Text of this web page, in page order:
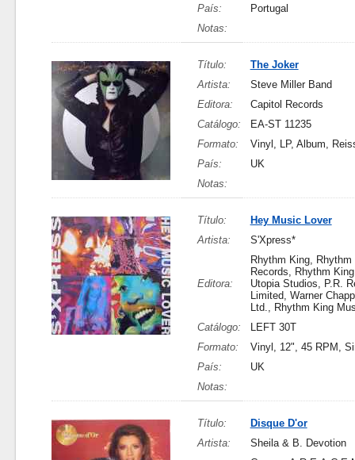
País:
Portugal
Notas:
Título:
The Joker
Artista:
Steve Miller Band
Editora:
Capitol Records
Catálogo:
EA-ST 11235
Formato:
Vinyl, LP, Album,
País:
UK
Notas:
Título:
Hey Music Lover
Artista:
S'Xpress*
Editora:
Rhythm King, Rhythm
Records, Rhythm
Utopia Studios, P.R.
Limited, Warner
Ltd., Rhythm King
Catálogo:
LEFT 30T
Formato:
Vinyl, 12", 45 RPM,
País:
UK
Notas:
Título:
Disque D'or
Artista:
Sheila & B. Devotion